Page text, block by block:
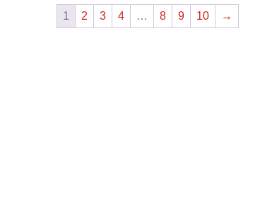
1 2 3 4 … 8 9 10 →